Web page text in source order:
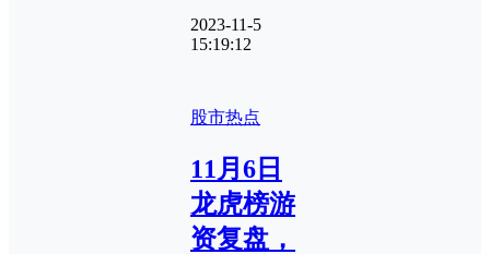
2023-11-5
15:19:12
股市热点
11月6日
龙虎榜游
资复盘，